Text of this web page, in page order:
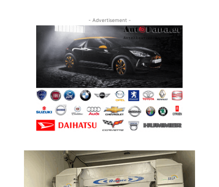
- Advertisement -